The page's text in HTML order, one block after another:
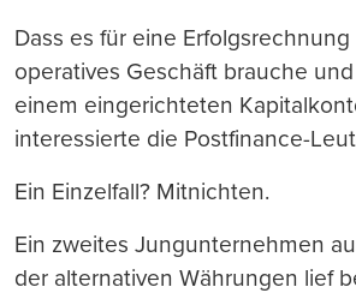
Dass es für eine
operatives Geschäft brauche
einem eingerichteten
interessierte die Postfinance-
Ein Einzelfall? Mitnichten.
Ein zweites Jungunternehmen
der alternativen Währungen lief